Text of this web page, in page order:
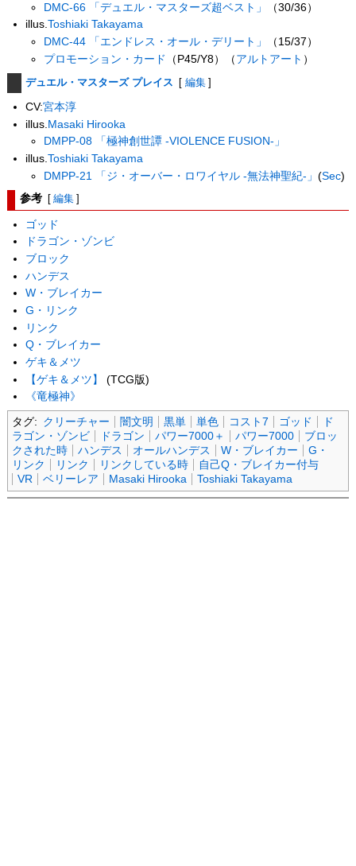
DMC-66 「デュエル・マスターズ超ベスト」
（30/36）
illus.Toshiaki Takayama
DMC-44 「エンドレス・オール・デリート」
（15/37）
プロモーション・カード
（P45/Y8）（ アルトアート ）
デュエル・マスターズ プレイス
[ 編集 ]
CV:宮本淳
illus. Masaki Hirooka
DMPP-08 「極神創世譚 -VIOLENCE FUSION-」
illus.Toshiaki Takayama
DMPP-21 「ジ・オーバー・ロワイヤル -無法神聖紀-」(Sec)
参考 [ 編集 ]
ゴッド
ドラゴン・ゾンビ
ブロック
ハンデス
W・ブレイカー
G・リンク
リンク
Q・ブレイカー
ゲキ＆メツ
【ゲキ＆メツ】
(TCG版)
《竜極神》
タグ: クリーチャー 闇文明 黒単 単色 コスト7 ゴッド
ド
ラゴン・ゾンビ
ドラゴン パワー7000＋ パワー7000
ブロッ
クされた時
ハンデス オールハンデス W・ブレイカー
G・
リンク
リンク リンクしている時
自己Q・ブレイカー付与
VR
ベリーレア Masaki Hirooka Toshiaki Takayama